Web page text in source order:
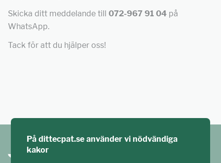
Skicka ditt meddelande till 072-967 91 04 på
WhatsApp.
Tack för att du hjälper oss!
På dittecpat.se använder vi nödvändiga
kakor